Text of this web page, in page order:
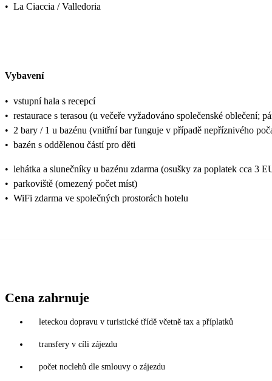
• La Ciaccia / Valledoria
Vybavení
• vstupní hala s recepcí
• restaurace s terasou (u večeře vyžadováno společenské oblečení;
• 2 bary / 1 u bazénu (vnitřní bar funguje v případě nepříznivého
• bazén s oddělenou částí pro děti
• lehátka a slunečníky u bazénu zdarma (osušky za poplatek cca 3
• parkoviště (omezený počet míst)
• WiFi zdarma ve společných prostorách hotelu
Cena zahrnuje
leteckou dopravu v turistické třídě včetně tax a příplatků
transfery v cíli zájezdu
počet noclehů dle smlouvy o zájezdu